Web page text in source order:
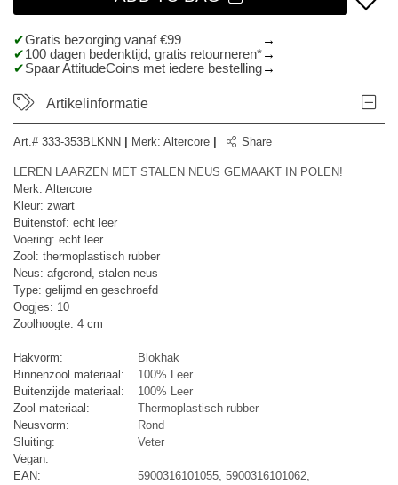
Gratis bezorging vanaf €99
100 dagen bedenktijd, gratis retourneren*
Spaar AttitudeCoins met iedere bestelling
Artikelinformatie
Art.# 333-353BLKNN Merk: Altercore Share
LEREN LAARZEN MET STALEN NEUS GEMAAKT IN POLEN!
Merk: Altercore
Kleur: zwart
Buitenstof: echt leer
Voering: echt leer
Zool: thermoplastisch rubber
Neus: afgerond, stalen neus
Type: gelijmd en geschroefd
Oogjes: 10
Zoolhoogte: 4 cm
Hakvorm:
Blokhak
Binnenzool materiaal:
100% Leer
Buitenzijde materiaal:
100% Leer
Zool materiaal:
Thermoplastisch rubber
Neusvorm:
Rond
Sluiting:
Veter
Vegan:
EAN:
5900316101055, 5900316101062,